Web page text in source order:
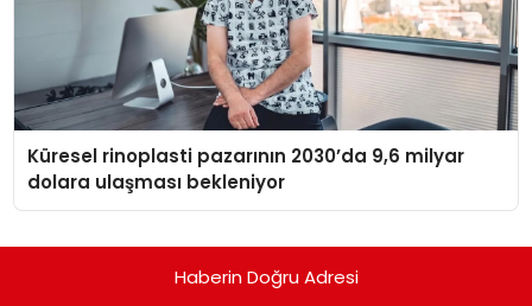
Küresel rinoplasti pazarının 2030’da 9,6 milyar
dolara ulaşması bekleniyor
Haberin Doğru Adresi